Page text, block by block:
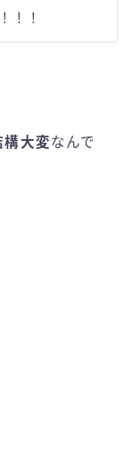
！！！
構大変なんで